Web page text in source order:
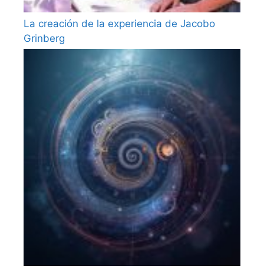
La creación de la experiencia de Jacobo
Grinberg